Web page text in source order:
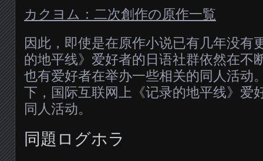
カクヨム：二次創作の原作一覧
因此，即使是在原作小说已有几年没有
的地平线》爱好者的日语社群依然在不
也有爱好者在举办一些相关的同人活动
下，国际互联网上《记录的地平线》爱
同人活动。
同題ログホラ